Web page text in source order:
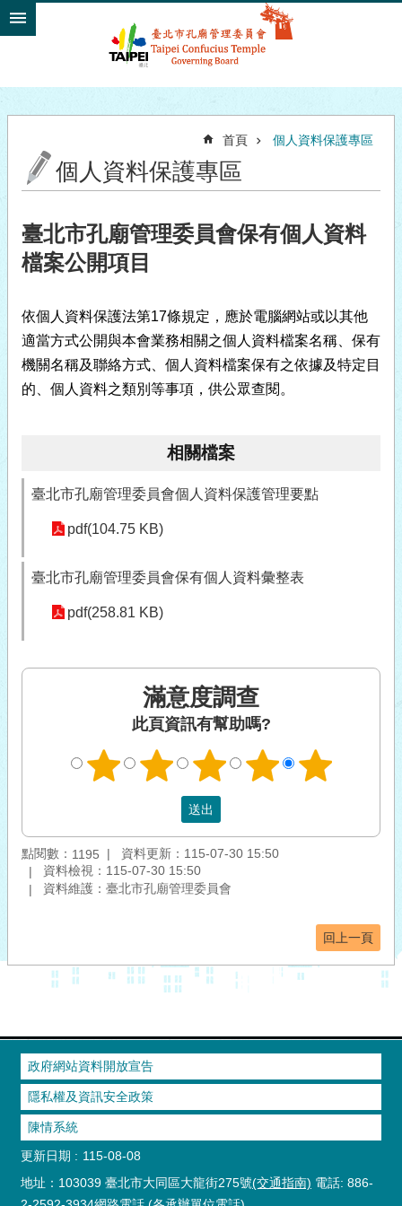
跳到主要內容區塊
首頁 個人資料保護專區
個人資料保護專區
臺北市孔廟管理委員會保有個人資料
檔案公開項目
依個人資料保護法第17條規定，應於電腦網站或以其他
適當方式公開與本會業務相關之個人資料檔案名稱、保有
機關名稱及聯絡方式、個人資料檔案保有之依據及特定目
的、個人資料之類別等事項，供公眾查閱。
相關檔案
臺北市孔廟管理委員會個人資料保護管理要點
pdf(104.75 KB)
臺北市孔廟管理委員會保有個人資料彙整表
pdf(258.81 KB)
滿意度調查
此頁資訊有幫助嗎?
點閱數： 1195
資料更新：115-07-30 15:50
資料檢視：115-07-30 15:50
資料維護：臺北市孔廟管理委員會
回上一頁
政府網站資料開放宣告
隱私權及資訊安全政策
陳情系統
更新日期
115-08-08
地址：103039 臺北市大同區大龍街275號(交通指南) 電話: 886-